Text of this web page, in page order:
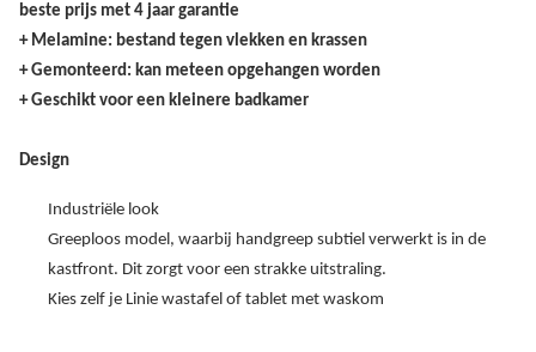
beste prijs met 4 jaar garantie
+ Melamine: bestand tegen vlekken en krassen
+ Gemonteerd: kan meteen opgehangen worden
+ Geschikt voor een kleinere badkamer
Design
Industriële look
Greeploos model, waarbij handgreep subtiel verwerkt is in de
kastfront. Dit zorgt voor een strakke uitstraling.
Kies zelf je Linie wastafel of tablet met waskom